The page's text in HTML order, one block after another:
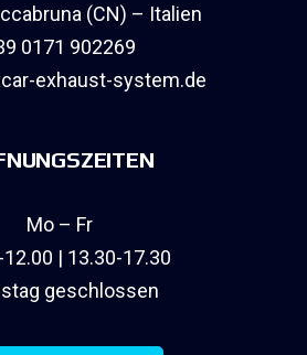
(CN) – Italien
0171 902269
exhaust-system.de
Mo – Fr
| 13.30-17.30
geschlossen